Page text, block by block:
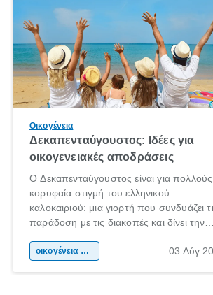
Οικογένεια
Δεκαπενταύγουστος: Ιδέες για
οικογενειακές αποδράσεις
Ο Δεκαπενταύγουστος είναι για
κορυφαία στιγμή του ελληνικού
καλοκαιριού: μια γιορτή που συνδυάζει
παράδοση με τις διακοπές και δίνει την
χώρας. Είτε πρόκειται για λίγες μέρες
οικογένεια & παιδί 03 Αύγ